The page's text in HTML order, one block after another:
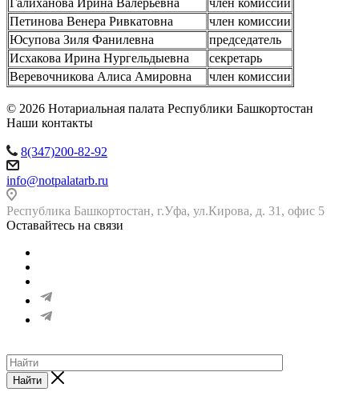
Галиханова Ирина Валерьевна
член комиссии
Петинова Венера Ривкатовна
член комиссии
Юсупова Зиля Фанилевна
председатель
Исхакова Ирина Нургельдыевна
секретарь
Веревочникова Алиса Амировна
член комиссии
© 2026 Нотариальная палата Республики Башкортостан
Наши контакты
8(347)200-82-92
info@notpalatarb.ru
Республика Башкортостан, г.Уфа, ул.Кирова, д. 31, офис 5
Оставайтесь на связи
Найти